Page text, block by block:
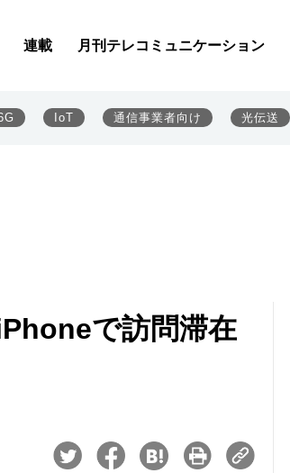
連載 月刊テレコミュニケーション
IoT 通信事業者向け 光伝送
で訪問滞在